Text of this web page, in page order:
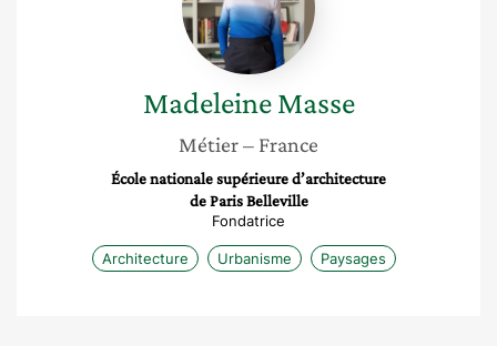
Madeleine Masse
Métier– France
École nationale supérieure d’architecture
de Paris Belleville
Fondatrice
Architecture Urbanisme Paysages